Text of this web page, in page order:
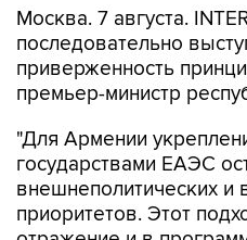
Москва. 7 августа.
последовательно
приверженность
премьер-министр
"Для Армении
государствами ЕАЭС
внешнеполитических и
приоритетов. Этот